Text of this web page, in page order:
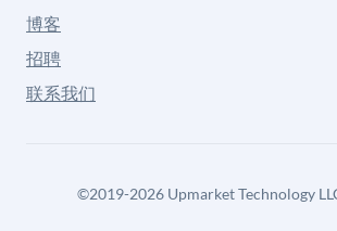
博客
招聘
联系我们
©2019-2026Upmarket Technology